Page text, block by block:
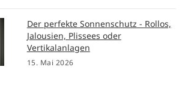
Der perfekte Sonnenschutz - Rollos,
Jalousien, Plissees oder
Vertikalanlagen
15. Mai 2026